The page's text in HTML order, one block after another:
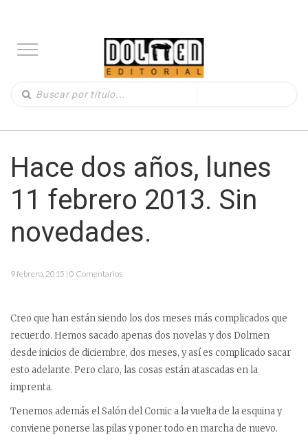
Hace dos años, lunes
11 febrero 2013. Sin
novedades.
9 febrero, 2015 | 0 Comentarios
Creo que han están siendo los dos meses más complicados que
recuerdo. Hemos sacado apenas dos novelas y dos Dolmen
desde inicios de diciembre, dos meses, y así es complicado sacar
esto adelante. Pero claro, las cosas están atascadas en la
imprenta.
Tenemos además el Salón del Comic a la vuelta de la esquina y
conviene ponerse las pilas y poner todo en marcha de nuevo.